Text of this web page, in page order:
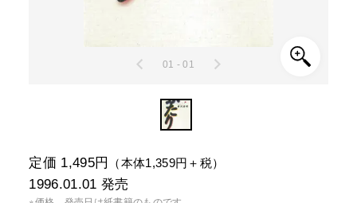
01 - 01
定価 1,495円 （本体1,359円＋税）
1996.01.01 発売